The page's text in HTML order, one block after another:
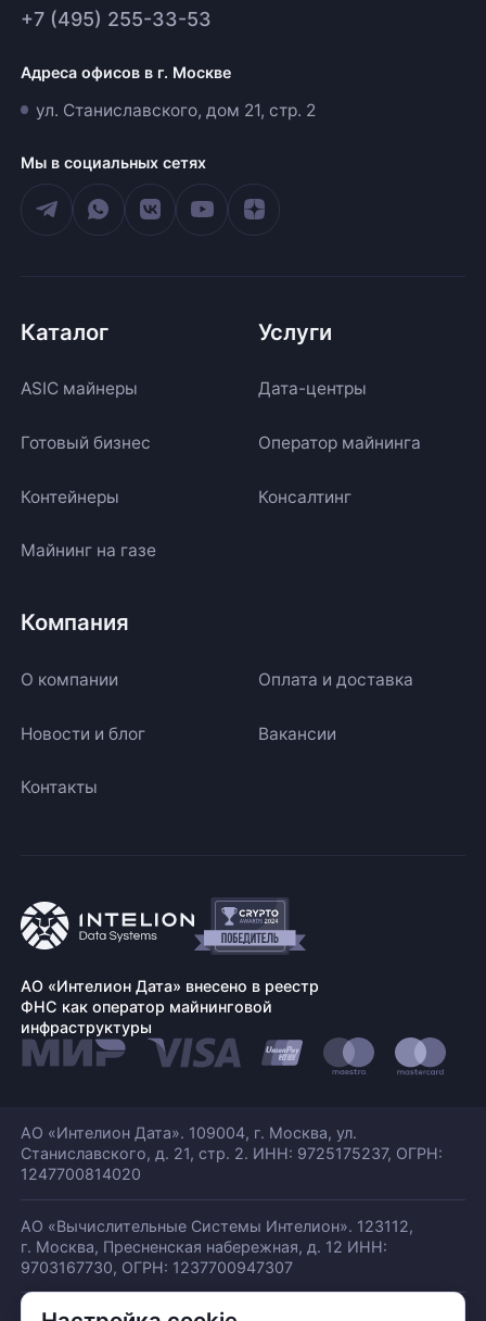
+7 (495) 255-33-53
Адреса офисов в г. Москве
ул. Станиславского, дом 21, стр. 2
Мы в социальных сетях
Каталог
ASIC майнеры
Готовый бизнес
Контейнеры
Майнинг на газе
Услуги
Дата-центры
Оператор майнинга
Консалтинг
Компания
О компании Оплата и доставка
Новости и блог Вакансии
Контакты
АО «Интелион Дата» внесено в реестр
ФНС как оператор майнинговой
инфраструктуры
АО «Интелион Дата». 109004, г. Москва, ул.
Станиславского, д. 21, стр. 2. ИНН: 9725175237, ОГРН:
1247700814020
АО «Вычислительные Системы Интелион». 123112,
г. Москва, Пресненская набережная, д. 12 ИНН:
9703167730, ОГРН: 1237700947307